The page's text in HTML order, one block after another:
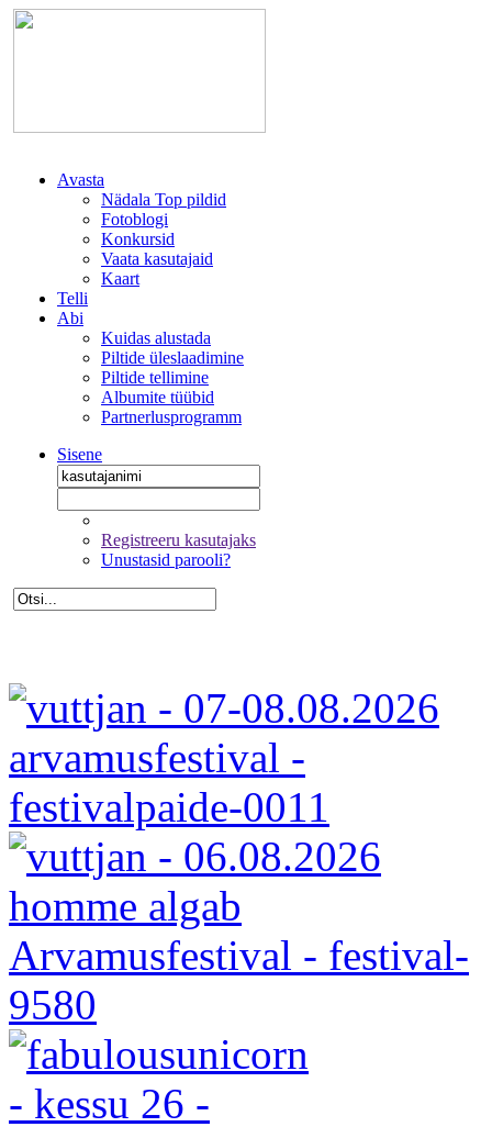
Avasta
Nädala Top pildid
Fotoblogi
Konkursid
Vaata kasutajaid
Kaart
Telli
Abi
Kuidas alustada
Piltide üleslaadimine
Piltide tellimine
Albumite tüübid
Partnerlusprogramm
Sisene
Registreeru kasutajaks
Unustasid parooli?